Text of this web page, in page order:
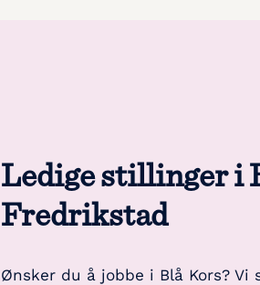
Ledige stillinger i
Fredrikstad
Ønsker du å jobbe i Blå Kors? Vi